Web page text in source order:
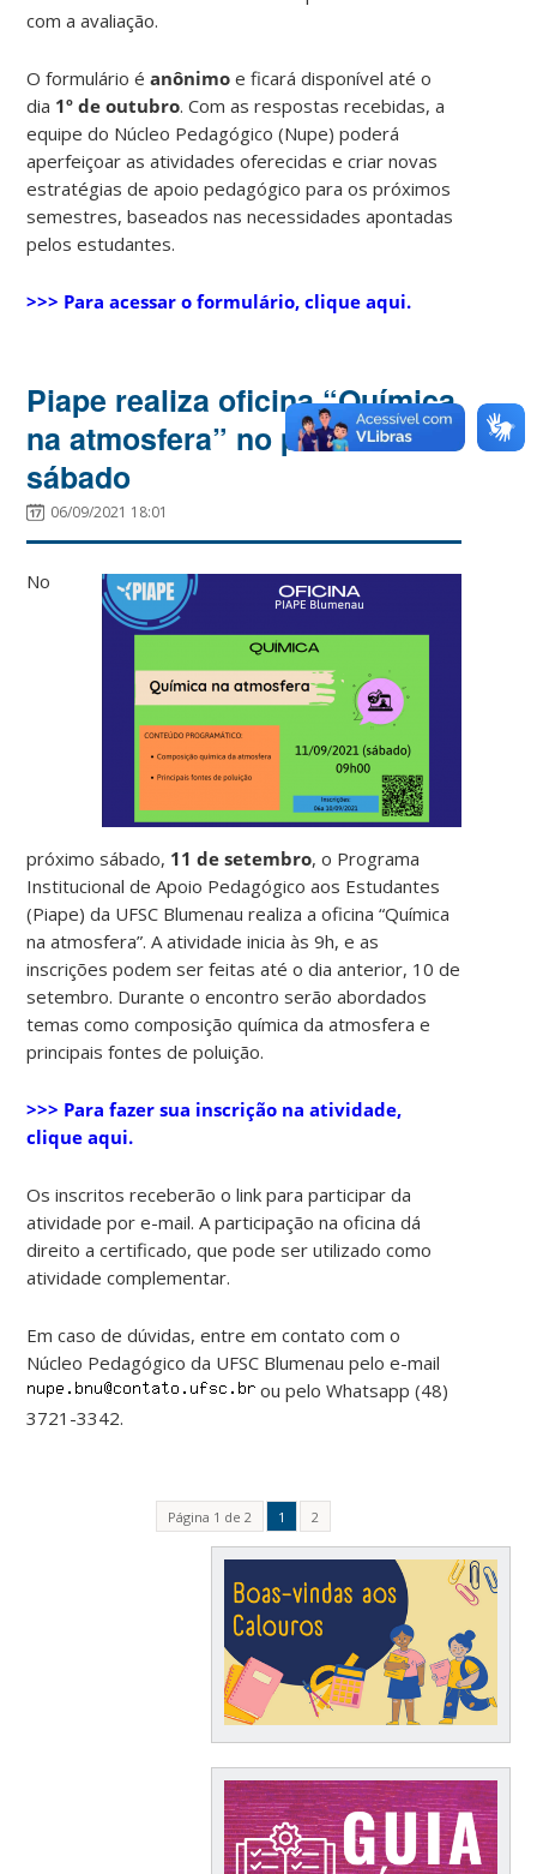
com a avaliação.
O formulário éanônimo e ficará disponível até o
dia 1º de outubro. Com as respostas recebidas, a
equipe do Núcleo Pedagógico (Nupe) poderá
aperfeiçoar as atividades oferecidas e criar novas
estratégias de apoio pedagógico para os próximos
semestres, baseados nas necessidades apontadas
pelos estudantes.
>>> Para acessar o formulário, clique aqui.
Piape realiza oficina “Química
na atmosfera” no próximo
sábado
06/09/2021 18:01
No
próximo sábado, 11 de setembro, o Programa
Institucional de Apoio Pedagógico aos Estudantes
(Piape) da UFSC Blumenau realiza a oficina “Química
na atmosfera”. A atividade inicia às 9h, e as
inscrições podem ser feitas até o dia anterior, 10 de
setembro. Durante o encontro serão abordados
temas como composição química da atmosfera e
principais fontes de poluição.
>>> Para fazer sua inscrição na atividade,
clique aqui.
Os inscritos receberão o link para participar da
atividade por e-mail. A participação na oficina dá
direito a certificado, que pode ser utilizado como
atividade complementar.
Em caso de dúvidas, entre em contato com o
Núcleo Pedagógico da UFSC Blumenau pelo e-mail
ou pelo Whatsapp (48)
3721-3342.
Página 1 de 2 1 2